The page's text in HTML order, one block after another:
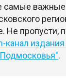
самые важные
Не пропусти,
канал
Подмосковья".